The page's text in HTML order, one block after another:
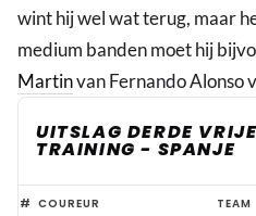
wint hij wel wat terug, maar
medium banden moet hij
Martinvan Fernando Alonso
UITSLAG DERDE VRIJE
TRAINING - SPANJE
Piastri
# COUREUR TEAM